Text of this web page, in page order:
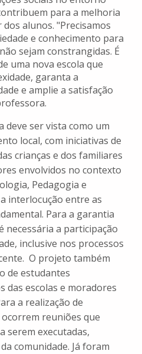
para a melhoria
alunos. "Precisamos
e conhecimento para
sejam constrangidas. É
uma nova escola que
garanta a
e amplie a satisfação
deve ser vista como um
local, com iniciativas de
crianças e dos familiares
envolvidos no contexto
Pedagogia e
interlocução entre as
Para a garantia
necessária a participação
inclusive nos processos
O projeto também
de estudantes
das escolas e moradores
a realização de
reuniões que
serem executadas,
comunidade. Já foram